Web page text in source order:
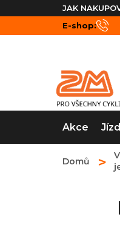
na
obsah
JAK
E-shop:
Akce
Domů